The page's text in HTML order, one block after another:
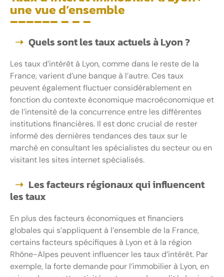
une vue d’ensemble
Quels sont les taux actuels à Lyon ?
Les taux d’intérêt à Lyon, comme dans le reste de la
France, varient d’une banque à l’autre. Ces taux
peuvent également fluctuer considérablement en
fonction du contexte économique macroéconomique et
de l’intensité de la concurrence entre les différentes
institutions financières. Il est donc crucial de rester
informé des dernières tendances des taux sur le
marché en consultant les spécialistes du secteur ou en
visitant les sites internet spécialisés.
Les facteurs régionaux qui influencent
les taux
En plus des facteurs économiques et financiers
globales qui s’appliquent à l’ensemble de la France,
certains facteurs spécifiques à Lyon et à la région
Rhône-Alpes peuvent influencer les taux d’intérêt. Par
exemple, la forte demande pour l’immobilier à Lyon, en